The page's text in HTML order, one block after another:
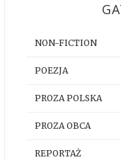
NON-FICTION
POEZJA
PROZA POLSKA
PROZA OBCA
REPORTAŻ